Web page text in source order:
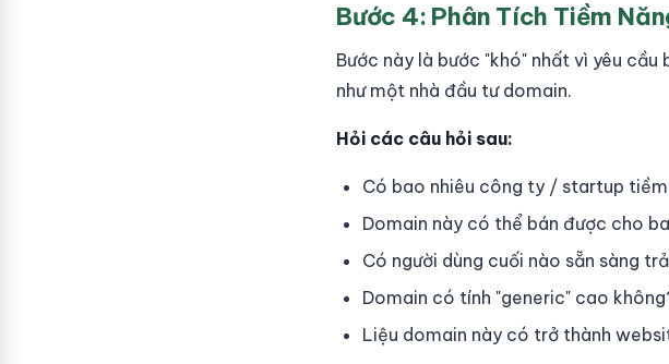
Bước 4: Phân Tích Tiềm
Bước này là bước "khó" nhất vì yêu cầu
như một nhà đầu tư domain.
Hỏi các câu hỏi sau:
Có bao nhiêu công ty / startup
Domain này có thể bán được cho
Có người dùng cuối nào sẵn sàng
Domain có tính "generic" cao
Liệu domain này có trở thành